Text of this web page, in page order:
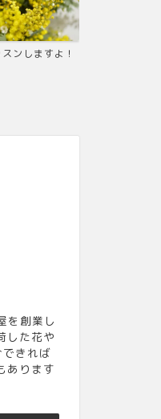
ンしますよ！
を創業し
した花や
きれば
あります